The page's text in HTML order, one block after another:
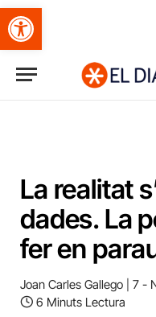
Obre la barra d'eines
La realitat
dades. La
fer en
Joan Carles Gallego
7 -
6 Minuts Lectura